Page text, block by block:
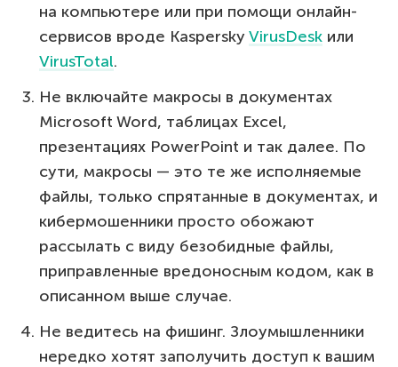
на компьютере или при помощи онлайн-
сервисов вроде Kaspersky VirusDesk или
VirusTotal.
Не включайте макросы в документах
Microsoft Word, таблицах Excel,
презентациях PowerPoint и так далее. По
сути, макросы — это те же исполняемые
файлы, только спрятанные в документах, и
кибермошенники просто обожают
рассылать с виду безобидные файлы,
приправленные вредоносным кодом, как в
описанном выше случае.
Не ведитесь на фишинг. Злоумышленники
нередко хотят заполучить доступ к вашим